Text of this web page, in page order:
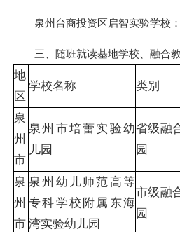
泉州台商投资区启智实验学校：
三、随班就读基地学校、融合教
地
区
学校名称 类别
泉
州
市
泉州市培蕾实验幼
儿园
省级融
园
泉
州
市
泉州幼儿师范高等
专科学校附属东海
湾实验幼儿园
市级融
园